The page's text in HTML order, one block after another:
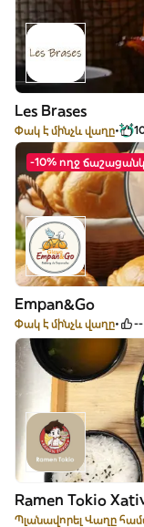
Les Brases
Փակ է մինչև վաղը
-10% ողջ
Empan&Go
Փակ է մինչև վաղը --
Ramen Tokio
Պլանավորել Վաղը